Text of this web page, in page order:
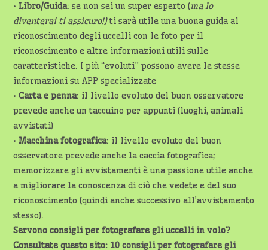
•Libro/Guida: se non sei un super esperto (ma lo
diventerai ti assicuro!)ti sarà utile una buona guida al
riconoscimento degli uccelli con le foto per il
riconoscimento e altre informazioni utili sulle
caratteristiche. I più “evoluti” possono avere le stesse
informazioni su APP specializzate
•Carta e penna: il livello evoluto del buon osservatore
prevede anche un taccuino per appunti (luoghi, animali
avvistati)
•Macchina fotografica: il livello evoluto del buon
osservatore prevede anche la caccia fotografica;
memorizzare gli avvistamenti è una passione utile anche
a migliorare la conoscenza di ciò che vedete e del suo
riconoscimento (quindi anche successivo all’avvistamento
stesso).
Servono consigli per fotografare gli uccelli in volo?
Consultate questo sito: 10 consigli per fotografare gli